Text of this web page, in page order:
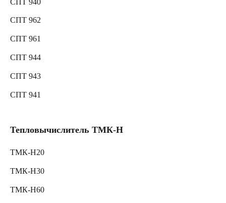
СПТ 962
СПТ 961
СПТ 944
СПТ 943
СПТ 941
Тепловычислитель ТМК-Н
ТМК-Н20
ТМК-Н30
ТМК-Н60